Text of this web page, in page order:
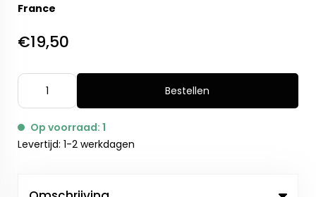
France
€19,50
Bestellen
Op voorraad: 1
Levertijd: 1-2 werkdagen